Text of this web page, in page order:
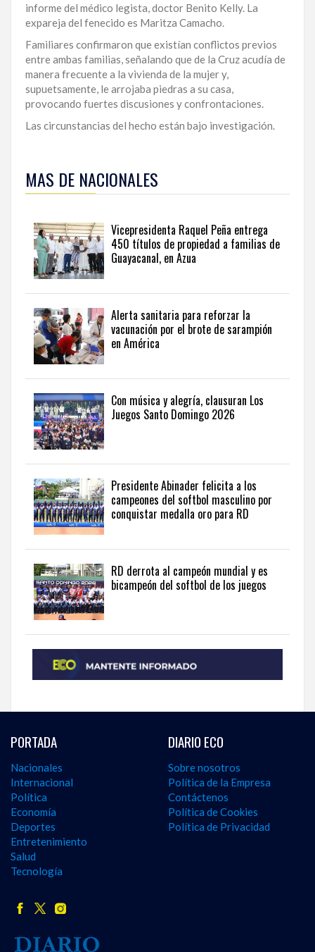
LA
ALTAGRACIA
PUERTO
CONTÁCTENOS
informe del médico legista, doctor Benito Kelly. La
expareja del fenecido es Maritza Camacho.
Familiares confirmaron que existían conflictos previos
entre ambas familias, señalando que de la Cruz acudía de
manera frecuente a la vivienda de la mujer y,
supuetsamente, le arrojaba piedras a su casa,
provocando fuertes discusiones y confrontaciones.
Las circunstancias del hecho están bajo investigación.
esta
información
seguir
actualidad
del
país
desde
una
perspectiva
internacional,
visite
the
latest
news
from
the
Dominican
English.
MAS DE NACIONALES
Vicepresidenta Raquel Peña entrega
450 títulos de propiedad a familias de
Guayacanal, en Azua
Alerta sanitaria para reforzar la
vacunación por el brote de sarampión
en América
Con música y alegría, clausuran Los
Juegos Santo Domingo 2026
Presidente Abinader felicita a los
campeones del softbol masculino por
conquistar medalla oro para RD
RD derrota al campeón mundial y es
bicampeón del softbol de los juegos
PORTADA
Nacionales
Internacional
Política
Economía
Deportes
Entretenimiento
Salud
Tecnología
DIARIO ECO
Sobre nosotros
Política de la Empresa
Contáctenos
Política de Cookies
Política de Privacidad